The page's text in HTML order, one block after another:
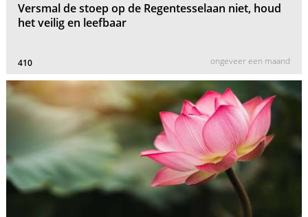
Versmal de stoep op de Regentesselaan niet, houd
het veilig en leefbaar
410 ongeveer een maand